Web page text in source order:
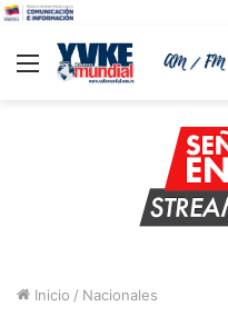
Menu
Inicio / Nacionales